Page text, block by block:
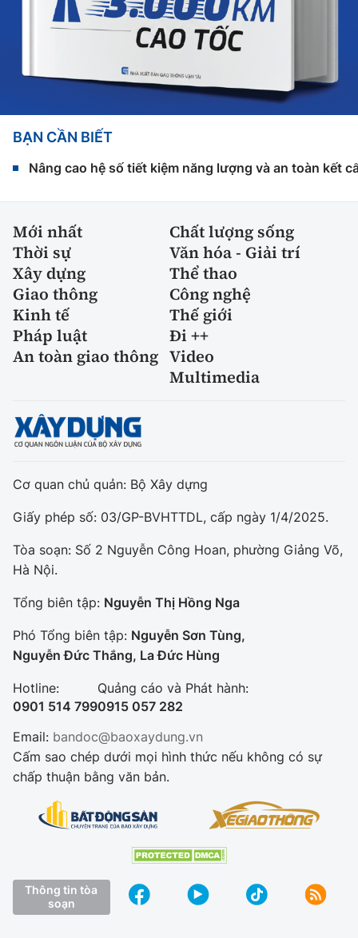
BẠN CẦN BIẾT
Nâng cao hệ số tiết kiệm năng lượng và an toàn kết
Mới nhất
Chất lượng sống
Thời sự
Văn hóa - Giải trí
Xây dựng
Thể thao
Giao thông
Công nghệ
Kinh tế
Thế giới
Pháp luật
Đi ++
An toàn giao thông Video
Multimedia
Cơ quan chủ quản: Bộ Xây dựng
Giấy phép số: 03/GP-BVHTTDL, cấp ngày 1/4/2025.
Tòa soạn: Số 2 Nguyễn Công Hoan, phường Giảng Võ,
Hà Nội.
Tổng biên tập: Nguyễn Thị Hồng Nga
Phó Tổng biên tập: Nguyễn Sơn Tùng,
Nguyễn Đức Thắng, La Đức Hùng
Hotline:
0901 514 799
Quảng cáo và Phát hành:
0915 057 282
Email: bandoc@baoxaydung.vn
Cấm sao chép dưới mọi hình thức nếu không có sự
chấp thuận bằng văn bản.
Thông tin tòa
soạn